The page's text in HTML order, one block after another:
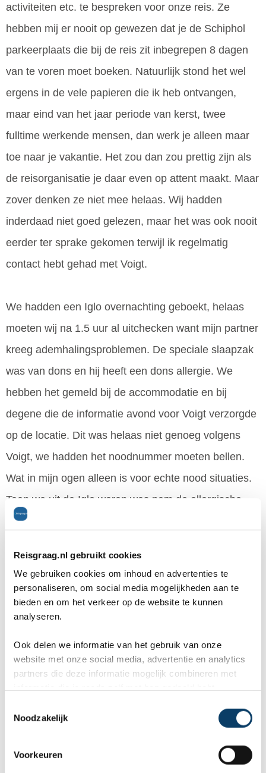
Reisgraag.nl gebruikt cookies
We gebruiken cookies om inhoud en advertenties te
personaliseren, om social media mogelijkheden aan te
bieden en om het verkeer op de website te kunnen
analyseren.
Ook delen we informatie van het gebruik van onze
website met onze social media, advertentie en analytics
partners die deze informatie mogelijk combineren met
Noodzakelijk
Voorkeuren
activiteiten etc. te bespreken voor onze reis. Ze
hebben mij er nooit op gewezen dat je de Schiphol
parkeerplaats die bij de reis zit inbegrepen 8 dagen
van te voren moet boeken. Natuurlijk stond het wel
ergens in de vele papieren die ik heb ontvangen,
maar eind van het jaar periode van kerst, twee
fulltime werkende mensen, dan werk je alleen maar
toe naar je vakantie. Het zou dan zou prettig zijn als
de reisorganisatie je daar even op attent maakt. Maar
zover denken ze niet mee helaas. Wij hadden
inderdaad niet goed gelezen, maar het was ook nooit
eerder ter sprake gekomen terwijl ik regelmatig
contact hebt gehad met Voigt.
We hadden een Iglo overnachting geboekt, helaas
moeten wij na 1.5 uur al uitchecken want mijn partner
kreeg ademhalingsproblemen. De speciale slaapzak
was van dons en hij heeft een dons allergie. We
hebben het gemeld bij de accommodatie en bij
degene die de informatie avond voor Voigt verzorgde
op de locatie. Dit was helaas niet genoeg volgens
Voigt, we hadden het noodnummer moeten bellen.
Wat in mijn ogen alleen is voor echte nood situaties.
Toen we uit de Iglo waren was nam de allergische
reactie meteen af. Dus €150,- weggegooid en
niet gehoeven, maar een beetje meedenken met je
klanten lijkt me niet meer dan normaal.
Algemeen 1
Willemop 31 augustus 2016
bestemming: Finland / Helsinki, reisperiode: augustus